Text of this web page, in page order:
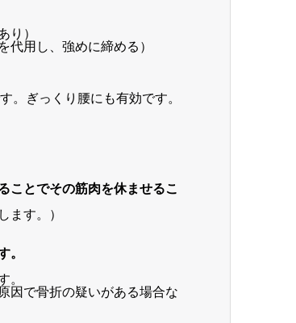
り）
代用し、強めに締める）
。ぎっくり腰にも有効です。
ことでその筋肉を休ませるこ
ます。）
。
。
因で骨折の疑いがある場合な